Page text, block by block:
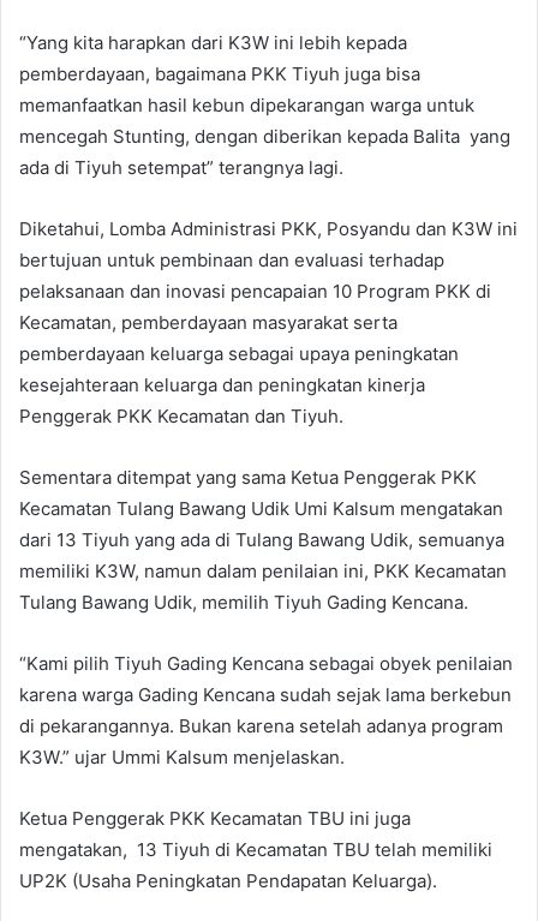
“Yang kita harapkan dari K3W ini lebih kepada
pemberdayaan, bagaimana PKK Tiyuh juga bisa
memanfaatkan hasil kebun dipekarangan warga untuk
mencegah Stunting, dengan diberikan kepada Balita yang
ada di Tiyuh setempat” terangnya lagi.
Diketahui, Lomba Administrasi PKK, Posyandu dan K3W ini
bertujuan untuk pembinaan dan evaluasi terhadap
pelaksanaan dan inovasi pencapaian 10 Program PKK di
Kecamatan, pemberdayaan masyarakat serta
pemberdayaan keluarga sebagai upaya peningkatan
kesejahteraan keluarga dan peningkatan kinerja
Penggerak PKK Kecamatan dan Tiyuh.
Sementara ditempat yang sama Ketua Penggerak PKK
Kecamatan Tulang Bawang Udik Umi Kalsum mengatakan
dari 13 Tiyuh yang ada di Tulang Bawang Udik, semuanya
memiliki K3W, namun dalam penilaian ini, PKK Kecamatan
Tulang Bawang Udik, memilih Tiyuh Gading Kencana.
“Kami pilih Tiyuh Gading Kencana sebagai obyek penilaian
karena warga Gading Kencana sudah sejak lama berkebun
di pekarangannya. Bukan karena setelah adanya program
K3W.” ujar Ummi Kalsum menjelaskan.
Ketua Penggerak PKK Kecamatan TBU ini juga
mengatakan, 13 Tiyuh di Kecamatan TBU telah memiliki
UP2K (Usaha Peningkatan Pendapatan Keluarga).